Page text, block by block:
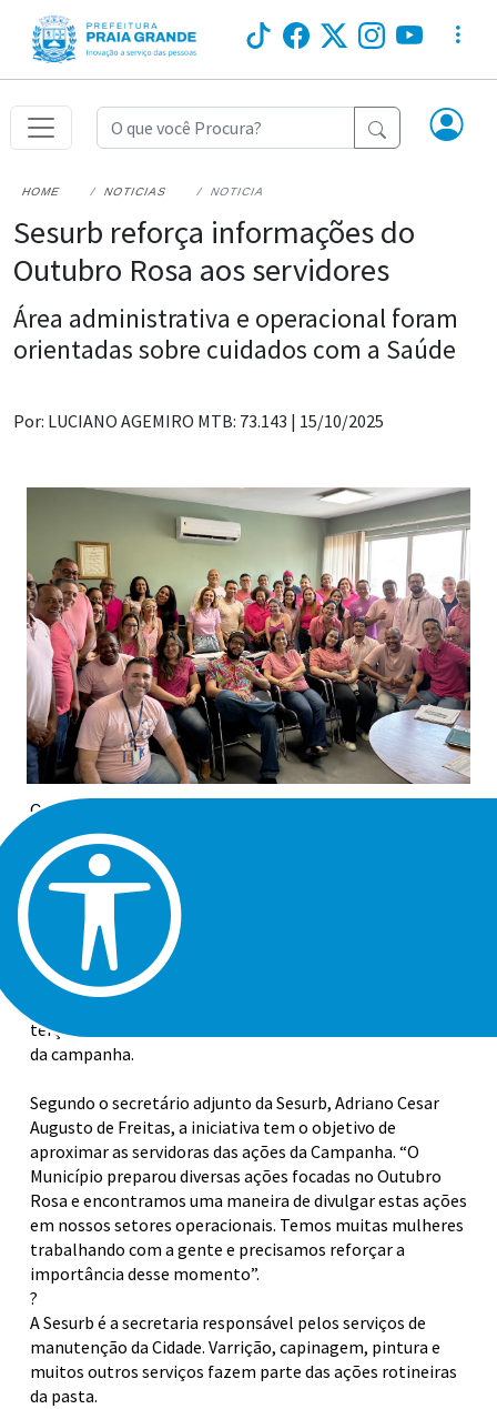
HOME NOTICIAS NOTICIA
Sesurb reforça informações do
Outubro Rosa aos servidores
Área administrativa e operacional foram
orientadas sobre cuidados com a Saúde
Por: LUCIANO AGEMIRO MTB: 73.143 | 15/10/2025
Os diversos setores da Secretaria de Serviços Urbanos
(Sesurb) foram contagiados pela temática de saúde do
mês de outubro. A Campanha Outubro Rosa virou tema de
conversa, especialmente entre as mulheres. Painéis
foram instalados nas regionais para reforçar que é
preciso se atentar aos cuidados com a saúde,
especialmente delas.
terça-feira (14) os servidores foram trabalhar nas cores
da campanha.
Segundo o secretário adjunto da Sesurb, Adriano Cesar
Augusto de Freitas, a iniciativa tem o objetivo de
aproximar as servidoras das ações da Campanha. “O
Município preparou diversas ações focadas no Outubro
Rosa e encontramos uma maneira de divulgar estas ações
em nossos setores operacionais. Temos muitas mulheres
trabalhando com a gente e precisamos reforçar a
importância desse momento”.
?
A Sesurb é a secretaria responsável pelos serviços de
manutenção da Cidade. Varrição, capinagem, pintura e
muitos outros serviços fazem parte das ações rotineiras
da pasta.